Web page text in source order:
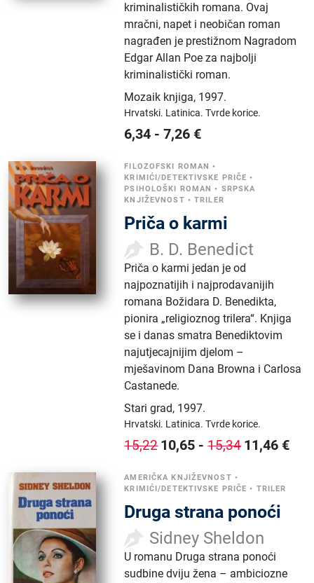
kriminalističkih romana. Ovaj
mračni, napet i neobičan roman
nagrađen je prestižnom Nagradom
Edgar Allan Poe za najbolji
kriminalistički roman.
Mozaik knjiga, 1997.
Hrvatski. Latinica.Tvrde korice.
6,34 -7,26 €
FILOZOFSKI ROMAN •
KRIMIĆI/DETEKTIVSKE PRIČE •
PSIHOLOŠKI ROMAN • SRPSKA
KNJIŽEVNOST •TRILER
Priča o karmi
B. D. Benedict
Priča o karmi jedan je od
najpoznatijih i najprodavanijih
romana Božidara D. Benedikta,
pionira „religioznog trilera“. Knjiga
se i danas smatra Benediktovim
najutjecajnijim djelom –
mješavinom Dana Browna i Carlosa
Castanede.
Stari grad, 1997.
Hrvatski. Latinica.Tvrde korice.
15,22 10,65 -15,34 11,46 €
AMERIČKA KNJIŽEVNOST •
KRIMIĆI/DETEKTIVSKE PRIČE • TRILER
Druga strana ponoći
Sidney Sheldon
U romanu Druga strana ponoći
sudbine dviju žena – ambiciozne